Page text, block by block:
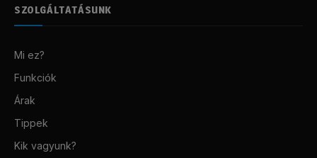
SZOLGÁLTATÁSUNK
Mi ez?
Funkciók
Árak
Tippek
Kik vagyunk?